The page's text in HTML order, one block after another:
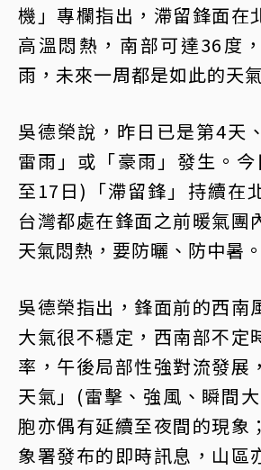
機」專欄指出，滯留鋒面在
高溫悶熱，南部可達36度
雨，未來一周都是如此的天
吳德榮說，昨日已是第4天
雷雨」或「豪雨」發生。
至17日)「滯留鋒」持續在
台灣都處在鋒面之前暖氣團
天氣悶熱，要防曬、防中暑。
吳德榮指出，鋒面前的西南
大氣很不穩定，西南部不定
率，午後局部性強對流發展
天氣」(雷擊、強風、瞬間
胞亦偶有延續至夜間的現象
象署發布的即時訊息，山區